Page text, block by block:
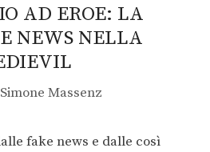
AD EROE: LA
NEWS NELLA
Simone Massenz
fake news e dalle così